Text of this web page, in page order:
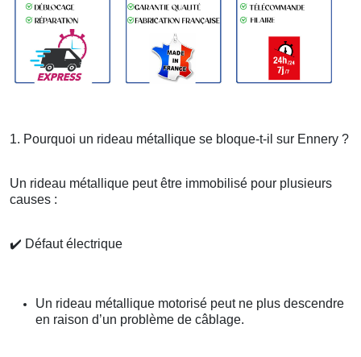
1. Pourquoi un rideau métallique se bloque-t-il sur Ennery ?
Un rideau métallique peut être immobilisé pour plusieurs
causes :
✔️ Défaut électrique
Un rideau métallique motorisé peut ne plus descendre
en raison d’un problème de câblage.